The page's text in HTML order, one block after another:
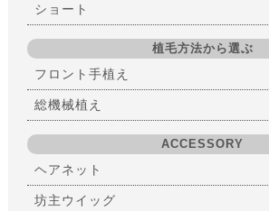
ショート
植毛方法から選ぶ
フロント手植え
総機械植え
ACCESSORY
ヘアネット
坊主ウイッグ